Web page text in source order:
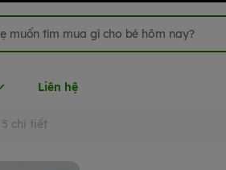
Liên hệ
chi tiết